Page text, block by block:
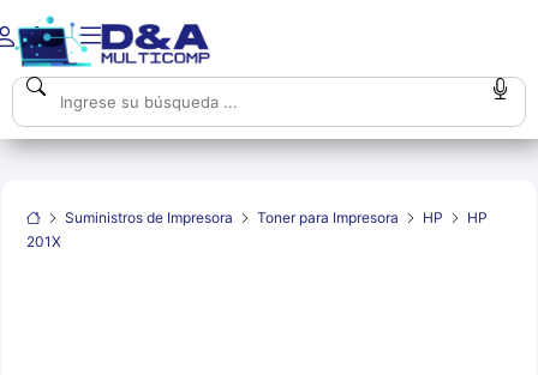
Suministros de Impresora Toner para Impresora HP
HP
201X